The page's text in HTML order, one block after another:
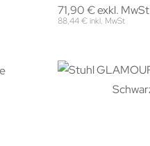
71,90 € exkl. MwSt
88,44 € inkl. MwSt